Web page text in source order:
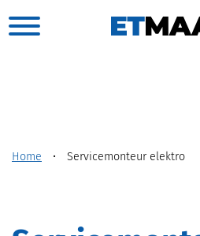
Home • Servicemonteur elektro